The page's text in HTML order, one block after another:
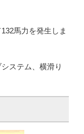
馬力を発生しま
ステム、横滑り